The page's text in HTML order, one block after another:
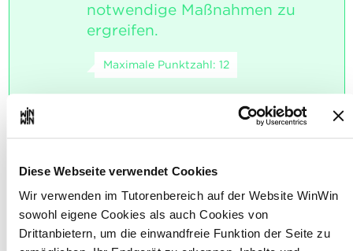
Diese Webseite verwendet Cookies
Wir verwenden im Tutorenbereich auf der Website WinWin
sowohl eigene Cookies als auch Cookies von
Drittanbietern, um die einwandfreie Funktion der Seite zu
notwendige Maßnahmen zu
ergreifen.
Maximale Punktzahl: 12
richtig.
Maßnahmen zu ergreifen, so dass die
Maschine/Anlage wieder
betriebsbereit ist.